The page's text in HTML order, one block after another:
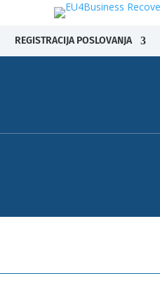
REGISTRACIJA POSLOVANJA